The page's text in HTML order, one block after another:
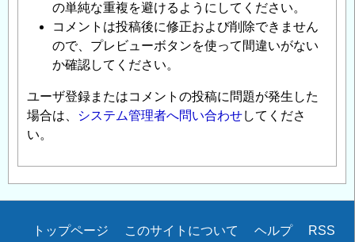
の単純な重複を避けるようにしてください。
コメントは投稿後に修正および削除できません
ので、プレビューボタンを使って間違いがない
か確認してください。
ユーザ登録またはコメントの投稿に問題が発生した
場合は、
システム管理者へ問い合わせしてくださ
い。
Secondary
トップページ このサイトについて ヘルプ RSS